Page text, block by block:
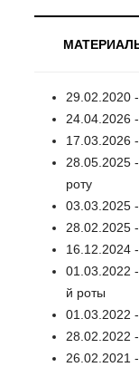
29.02.2020
24.04.2026
17.03.2026
28.05.2025
роту
03.03.2025 -
28.02.2025
16.12.2024
01.03.2022
й роты
01.03.2022
28.02.2022
26.02.2021